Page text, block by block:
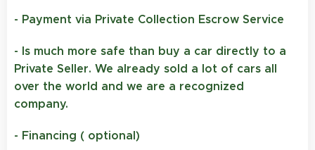
- Payment via Private Collection Escrow Service
- Is much more safe than buy a car directly to a
Private Seller. We already sold a lot of cars all
over the world and we are a recognized
company.
- Financing ( optional)